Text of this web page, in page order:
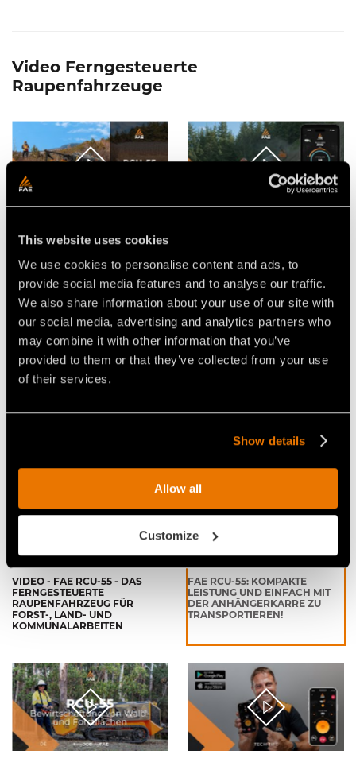
This website uses cookies
We use cookies to personalise content and ads, to
provide social media features and to analyse our traffic.
We also share information about your use of our site with
our social media, advertising and analytics partners who
may combine it with other information that you’ve
provided to them or that they’ve collected from your use
of their services.
Show details
Allow all
Customize
Video Ferngesteuerte
Raupenfahrzeuge
KOMPAKTE, FERNGESTEUERTE
FÜR FERNGESTEUERTES
RAUPENFAHRZEUG,
FORSTMULCHER BL1/RCU
VIDEO - FAE RCU-55 - DAS
FERNGESTEUERTE
RAUPENFAHRZEUG FÜR
FORST-, LAND- UND
KOMMUNALARBEITEN
FAE RCU-55: KOMPAKTE
LEISTUNG UND EINFACH MIT
DER ANHÄNGERKARRE ZU
TRANSPORTIEREN!